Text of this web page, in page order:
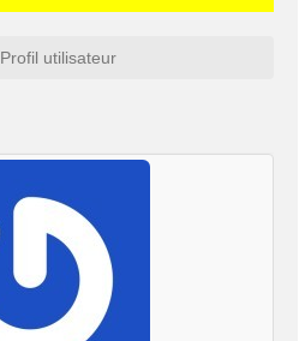
Profil utilisateur